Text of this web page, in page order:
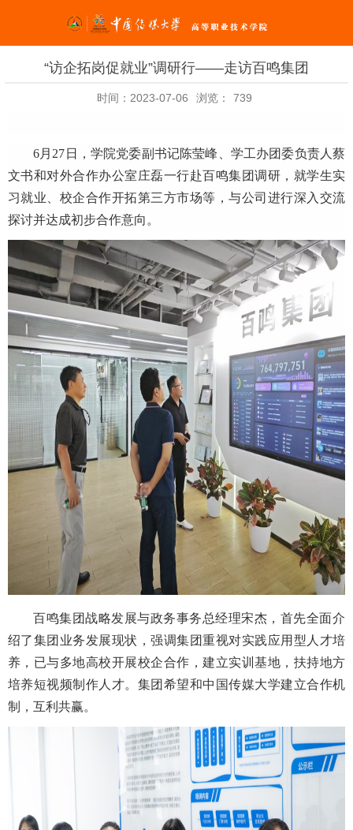
“访企拓岗促就业”调研行——走访百鸣集团
时间：2023-07-06 浏览： 739
6月 27 日，学院党委副书记陈莹峰、学工办团委负责人蔡
文书和对外合作办公室庄磊一行赴百鸣集团调研，就学生实
习就业、校企合作开拓第三方市场等，与公司进行深入交流
探讨并达成初步合作意向。
百鸣集团战略发展与政务事务总经理宋杰，首先全面介
绍了集团业务发展现状，强调集团重视对实践应用型人才培
养，已与多地高校开展校企合作，建立实训基地，扶持地方
培养短视频制作人才。集团希望和中国传媒大学建立合作机
制，互利共赢。